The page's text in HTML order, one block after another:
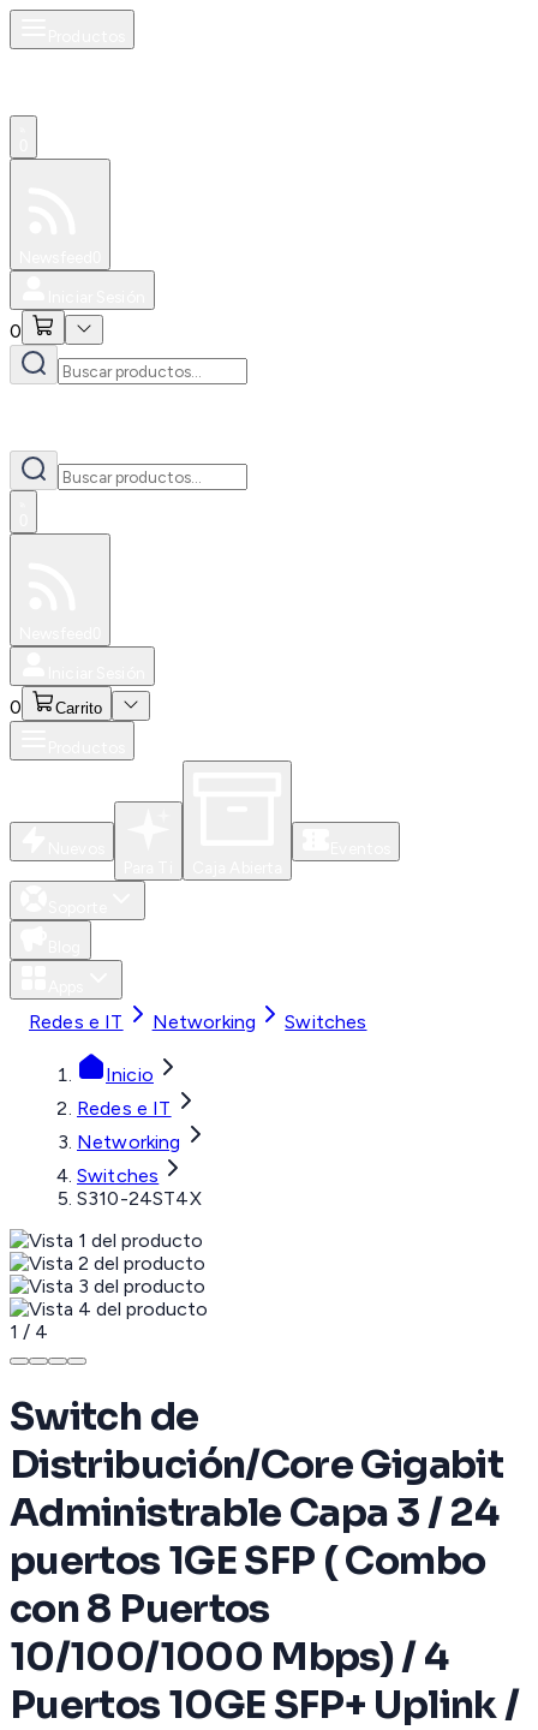
0
0 Carrito
Redes e IT Networking Switches
Inicio
Redes e IT
Networking
Switches
S310-24ST4X
1 / 4
Switch de
Distribución/Core Gigabit
Administrable Capa 3 / 24
puertos 1GE SFP ( Combo
con 8 Puertos
10/100/1000 Mbps) / 4
Puertos 10GE SFP+ Uplink /